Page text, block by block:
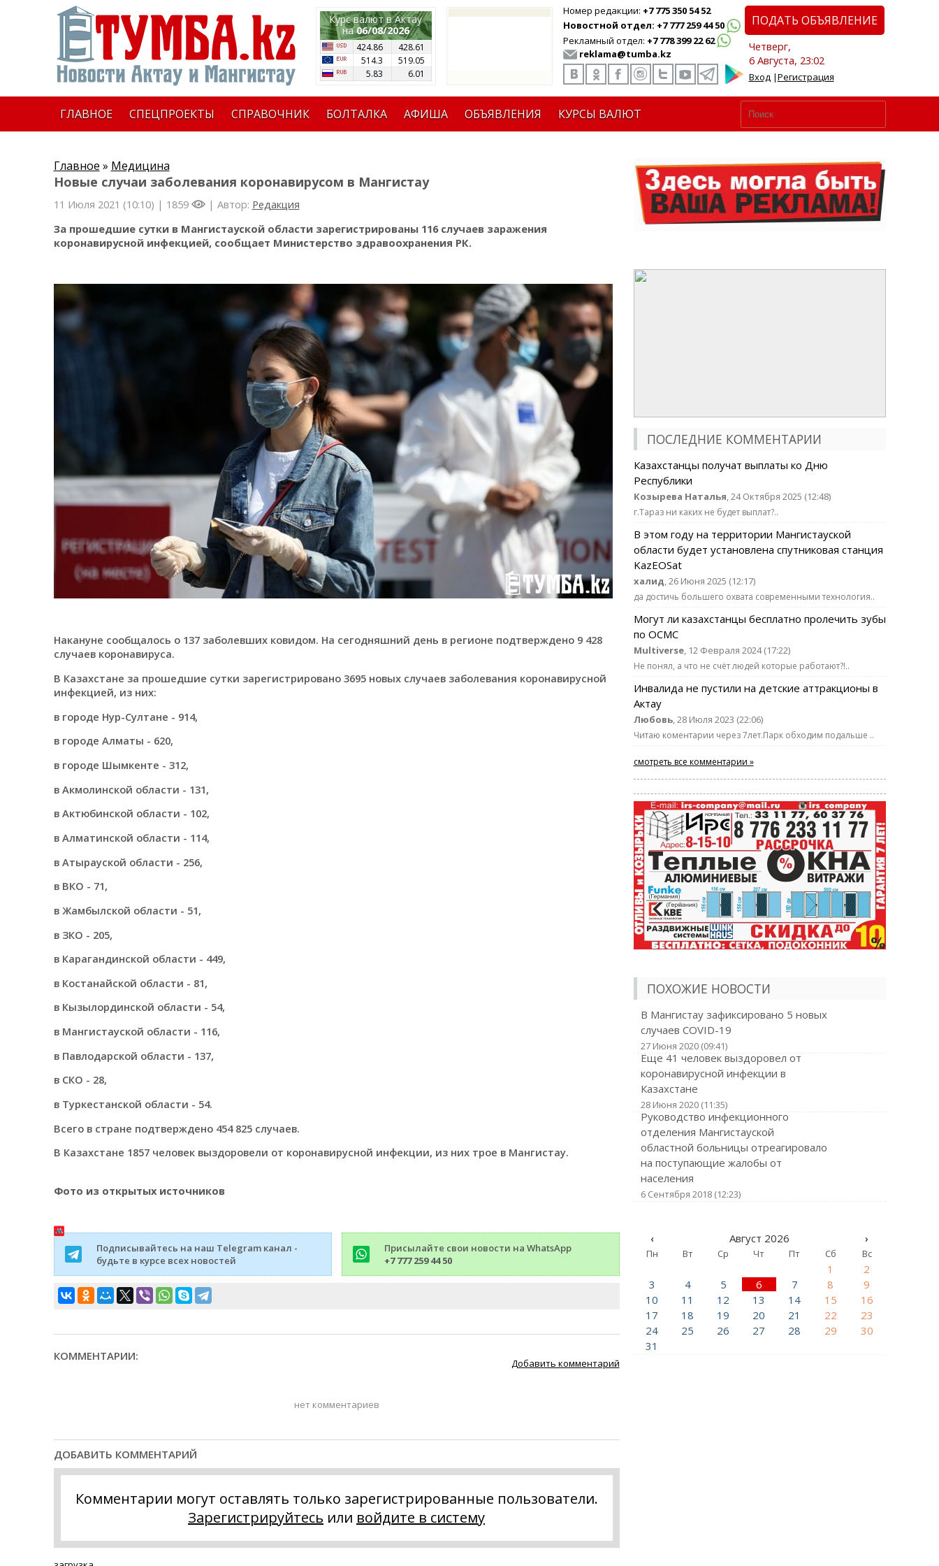
Курс валют в Актау
на06/08/2026
424.86
428.61
514.3
519.05
5.83
6.01
Номер редакции: +7 775 350 54 52
Новостной отдел: +7 777 259 44 50
Рекламный отдел: +7 778 399 22 62
reklama@tumba.kz
ПОДАТЬ ОБЪЯВЛЕНИЕ
Четверг,
6 Августа, 23:02
Вход|Регистрация
ГЛАВНОЕ СПЕЦПРОЕКТЫ СПРАВОЧНИК БОЛТАЛКА АФИША ОБЪЯВЛЕНИЯ КУРСЫ ВАЛЮТ
Главное » Медицина
Новые случаи заболевания коронавирусом в Мангистау
11 Июля 2021 (10:10) | 1859 | Автор: Редакция
За прошедшие сутки в Мангистауской области зарегистрированы 116 случаев заражения
коронавирусной инфекцией, сообщает Министерство здравоохранения РК.
Накануне сообщалось о 137 заболевших ковидом. На сегодняшний день в регионе подтверждено 9 428
случаев коронавируса.
В Казахстане за прошедшие сутки зарегистрировано 3695 новых случаев заболевания коронавирусной
инфекцией, из них:⠀
в городе Нур-Султане - 914,
в городе Алматы - 620,
в городе Шымкенте - 312,
в Акмолинской области - 131,
в Актюбинской области - 102,
в Алматинской области - 114,
в Атырауской области - 256,
в ВКО - 71,
в Жамбылской области - 51,
в ЗКО - 205,
в Карагандинской области - 449,
в Костанайской области - 81,
в Кызылординской области - 54,
в Мангистауской области - 116,
в Павлодарской области - 137,
в СКО - 28,
в Туркестанской области - 54.
Всего в стране подтверждено 454 825 случаев.
В Казахстане 1857 человек выздоровели от коронавирусной инфекции, из них трое в Мангистау.
Фото из открытых источников
Подписывайтесь на наш Telegram канал -
будьте в курсе всех новостей
Присылайте свои новости на WhatsApp
+7 777 259 44 50
КОММЕНТАРИИ:
Добавить комментарий
нет комментариев
ДОБАВИТЬ КОММЕНТАРИЙ
Комментарии могут оставлять только зарегистрированные пользователи.
Зарегистрируйтесь или войдите в систему
ПОСЛЕДНИЕ КОММЕНТАРИИ
Казахстанцы получат выплаты ко Дню
Республики
Козырева Наталья, 24 Октября 2025 (12:48)
г.Тараз ни каких не будет выплат?..
В этом году на территории Мангистауской
области будет установлена спутниковая станция
KazEOSat
халид, 26 Июня 2025 (12:17)
да достичь большего охвата современными технология..
Могут ли казахстанцы бесплатно пролечить зубы
по ОСМС
Multiverse, 12 Февраля 2024 (17:22)
Не понял, а что не счёт людей которые работают?!..
Инвалида не пустили на детские аттракционы в
Актау
Любовь, 28 Июля 2023 (22:06)
Читаю коментарии через 7лет.Парк обходим подальше ..
смотреть все комментарии »
ПОХОЖИЕ НОВОСТИ
В Мангистау зафиксировано 5 новых
случаев COVID-19
27 Июня 2020 (09:41)
Еще 41 человек выздоровел от
коронавирусной инфекции в
Казахстане
28 Июня 2020 (11:35)
Руководство инфекционного
отделения Мангистауской
областной больницы отреагировало
на поступающие жалобы от
населения
6 Сентября 2018 (12:23)
‹ Август 2026 ›
Пн Вт Ср Чт Пт Сб Вс
1
2
3
4 5 6 7 8
9
10
11 12 13 14 15
16
17
18 19 20 21 22
23
24
25 26 27 28 29
30
31